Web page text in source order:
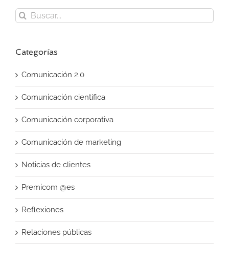
Buscar:
Categorías
Comunicación 2.0
Comunicación científica
Comunicación corporativa
Comunicación de marketing
Noticias de clientes
Premicom @es
Reflexiones
Relaciones públicas